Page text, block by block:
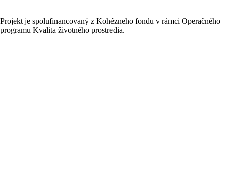
Projekt je spolufinancovaný z Kohézneho fondu v rámci Operačného
programu Kvalita životného prostredia.